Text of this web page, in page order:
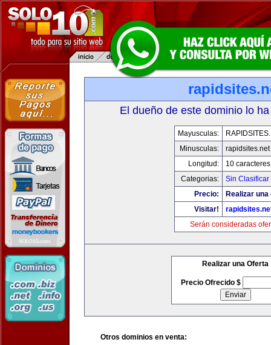
El dueño de este dominio lo
Mayusculas:
Minusculas:
rapidsites.net
Longitud:
10 caracteres
Categorias:
Sin Clasificar
Precio:
Realizar
Visitar!
Serán consideradas
Realizar una Oferta
Precio Ofrecido $
Otros dominios en venta: